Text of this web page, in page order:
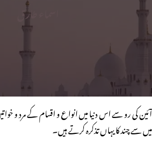
اسماء طارق
آئین کی رو سے اس دنیا میں انواع و اقسام کے مرد و
میں سے چند کا یہاں تذکرہ کرتے ہیں۔